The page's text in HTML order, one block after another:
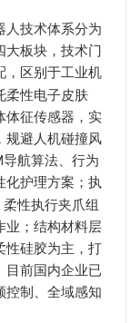
人技术体系分为
大板块，技术门
，区别于工业机
柔性电子皮肤
体征传感器，实
规避人机碰撞风
航算法、行为
化护理方案；执
柔性执行夹爪组
业；结构材料层
性硅胶为主，打
目前国内企业已
控制、全域感知